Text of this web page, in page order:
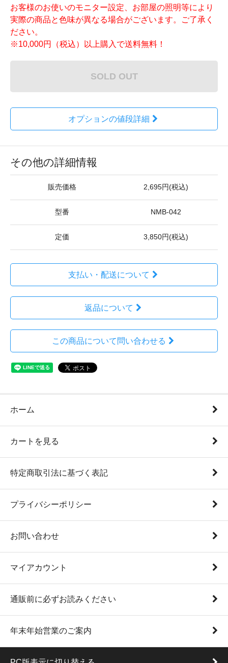
お客様のお使いのモニター設定、お部屋の照明等により
実際の商品と色味が異なる場合がございます。ご了承く
ださい。
※10,000円（税込）以上購入で送料無料！
SOLD OUT
オプションの値段詳細
その他の詳細情報
販売価格 2,695円(税込)
型番 NMB-042
定価 3,850円(税込)
支払い・配送について
返品について
この商品について問い合わせる
ホーム
カートを見る
特定商取引法に基づく表記
プライバシーポリシー
お問い合わせ
マイアカウント
通販前に必ずお読みください
年末年始営業のご案内